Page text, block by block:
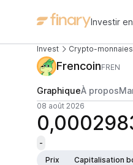
Investir
Invest Crypto-monnaies
FrencoinFREN
GraphiqueÀ propos
08 août 2026
-
Prix
Capitalisation